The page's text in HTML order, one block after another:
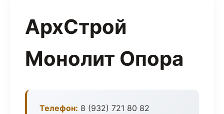
АрхСтрой
Монолит Опора
Телефон: 8 (932) 721 80 82